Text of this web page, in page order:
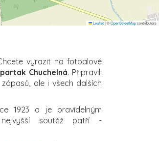
Leaflet|©OpenStreetMapcontributors
vyrazit na fotbalové
Chuchelná. Připravili
ale i všech dalších
1923 a je pravidelným
nejvyšší soutěž patří -